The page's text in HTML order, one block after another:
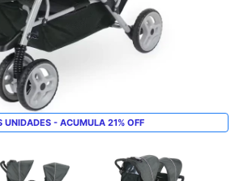
UNIDADES - ACUMULA 21% OFF